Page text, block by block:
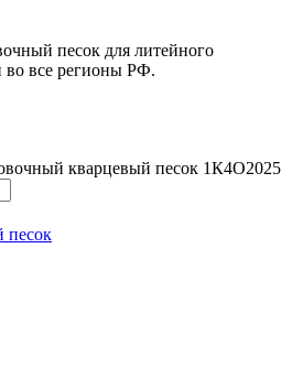
песок для литейного
во все регионы РФ.
кварцевый песок 1К4О2025
песок